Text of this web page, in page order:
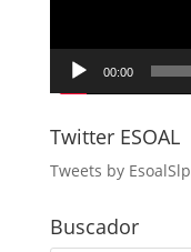
00:00
Twitter ESOAL
Tweets by EsoalSlp
Buscador